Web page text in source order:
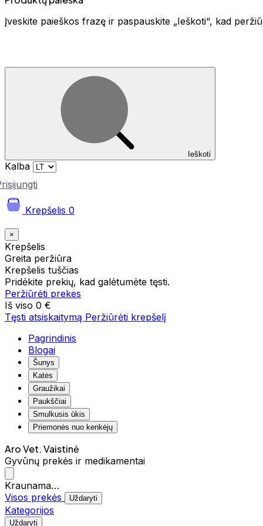
Įveskite paieškos frazę ir paspauskite „Ieškoti“, kad
Ieškoti
Kalba
Krepšelis 0
×
Krepšelis
Greita peržiūra
Krepšelis tuščias
Pridėkite prekių, kad galėtumėte tęsti.
Peržiūrėti prekes
Iš viso 0 €
Tęsti atsiskaitymą Peržiūrėti krepšelį
Pagrindinis
Blogai
Šunys
Katės
Graužikai
Paukščiai
Smulkusis ūkis
Priemonės nuo kenkėjų
Aro Vet. Vaistinė
Gyvūnų prekės ir medikamentai
Kraunama…
Visos prekės
Uždaryti
Kategorijos
Uždaryti